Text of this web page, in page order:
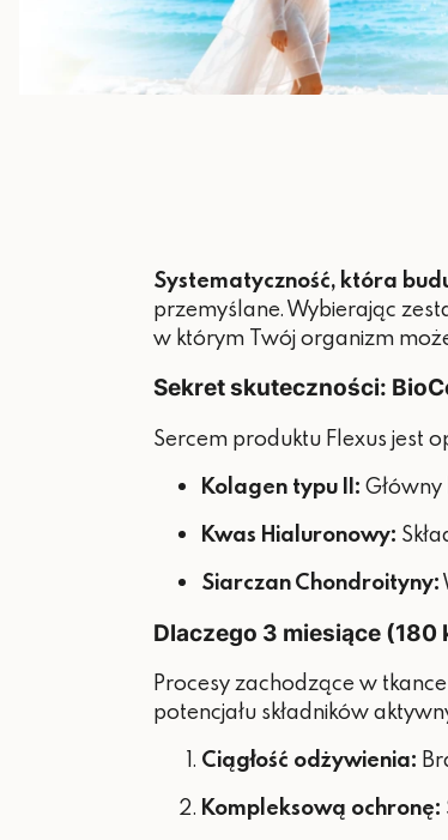
Systematyczność, która
przemyślane. Wybierając
w którym Twój organizm
Sekret skuteczności:
Sercem produktu Flexus jest
Kolagen typu II:
Kwas Hialuronowy:
Siarczan Chondroityny:
Dlaczego 3 miesiące (180
Procesy zachodzące w
potencjału składników
Ciągłość odżywienia:
Kompleksową ochronę: